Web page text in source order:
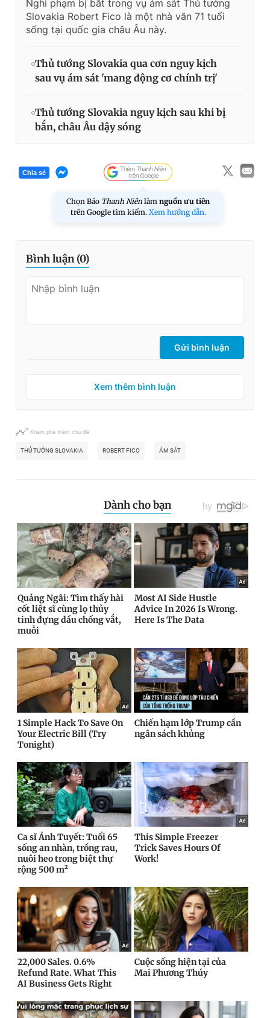
Nghi phạm bị bắt trong vụ ám sát Thủ tướng
Slovakia Robert Fico là một nhà văn 71 tuổi
sống tại quốc gia châu Âu này.
Thủ tướng Slovakia qua cơn nguy kịch
sau vụ ám sát 'mang động cơ chính trị'
Thủ tướng Slovakia nguy kịch sau khi bị
bắn, châu Âu dậy sóng
Chia sẻ
Chọn Báo Thanh Niên làm nguồn ưu tiên
trên Google tìm kiếm. Xem hướng dẫn.
Bình luận (0)
Gửi bình luận
Xem thêm bình luận
Khám phá thêm chủ đề
THỦ TƯỚNG SLOVAKIA ROBERT FICO ÁM SÁT